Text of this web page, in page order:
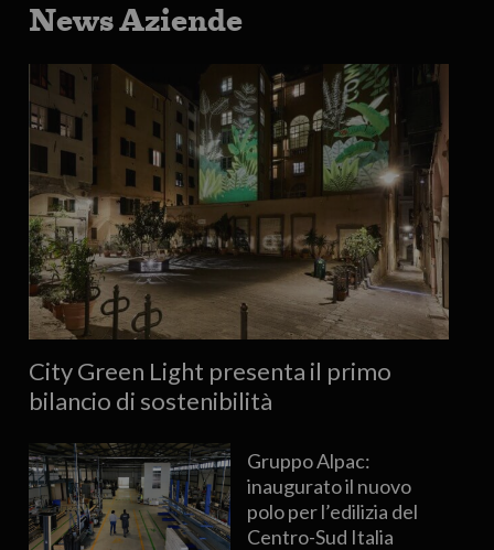
News Aziende
City Green Light presenta il primo
bilancio di sostenibilità
Gruppo Alpac:
inaugurato il nuovo
polo per l’edilizia del
Centro-Sud Italia